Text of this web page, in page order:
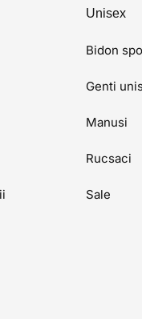
Unisex
Bidon
Genti
Manusi
Rucsaci
Sale